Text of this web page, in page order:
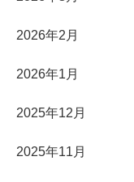
2026年2月
2026年1月
2025年12月
2025年11月